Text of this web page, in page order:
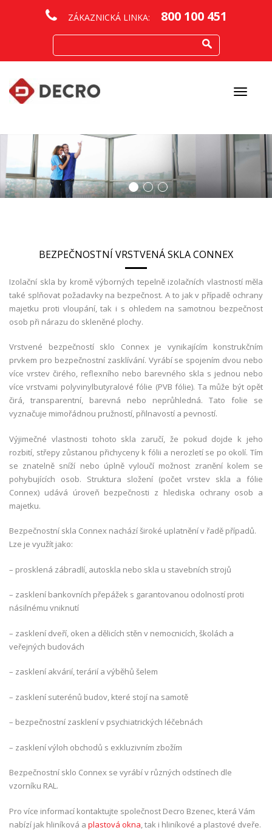
ZÁKAZNICKÁ LINKA: 800 100 451
Otevřít
BEZPEČNOSTNÍ VRSTVENÁ SKLA CONNEX
Izolační skla by kromě výborných tepelně izolačních vlastností měla
také splňovat požadavky na bezpečnost. A to jak v případě ochrany
majetku proti vloupání, tak i s ohledem na samotnou bezpečnost
osob při nárazu do skleněné plochy.
Vrstvené bezpečností sklo Connex je vynikajícím konstrukčním
prvkem pro bezpečnostní zasklívání. Vyrábí se spojením dvou nebo
více vrstev čirého, reflexního nebo barevného skla s jednou nebo
více vrstvami polyvinylbutyralové fólie (PVB fólie). Ta může být opět
čirá, transparentní, barevná nebo neprůhledná. Tato folie se
vyznačuje mimořádnou pružností, přilnavostí a pevností.
Výjimečné vlastnosti tohoto skla zaručí, že pokud dojde k jeho
rozbití, střepy zůstanou přichyceny k fólii a nerozletí se po okolí. Tím
se znatelně sníží nebo úplně vyloučí možnost zranění kolem se
pohybujících osob. Struktura složení (počet vrstev skla a fólie
Connex) udává úroveň bezpečnosti z hlediska ochrany osob a
majetku.
Bezpečnostní skla Connex nachází široké uplatnění v řadě případů.
Lze je využít jako:
– prosklená zábradlí, autoskla nebo skla u stavebních strojů
– zasklení bankovních přepážek s garantovanou odolností proti
násilnému vniknutí
– zasklení dveří, oken a dělicích stěn v nemocnicích, školách a
veřejných budovách
– zasklení akvárií, terárií a výběhů šelem
– zasklení suterénů budov, které stojí na samotě
– bezpečnostní zasklení v psychiatrických léčebnách
– zasklení výloh obchodů s exkluzivním zbožím
Bezpečnostní sklo Connex se vyrábí v různých odstínech dle
vzorníku RAL.
Pro více informací kontaktujte společnost Decro Bzenec, která Vám
nabízí jak hliníková a plastová okna, tak i hliníkové a plastové dveře.